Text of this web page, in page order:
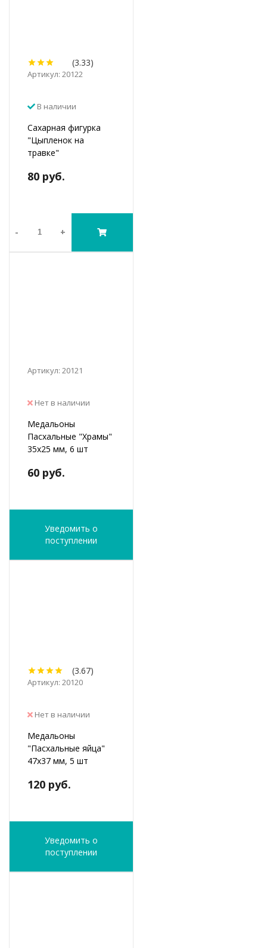
(3.33)
Артикул: 20122
В наличии
Сахарная фигурка
"Цыпленок на
травке"
80 руб.
- +
Артикул: 20121
Нет в наличии
Медальоны
Пасхальные "Храмы"
35х25 мм, 6 шт
60 руб.
Уведомить о
поступлении
(3.67)
Артикул: 20120
Нет в наличии
Медальоны
"Пасхальные яйца"
47х37 мм, 5 шт
120 руб.
Уведомить о
поступлении